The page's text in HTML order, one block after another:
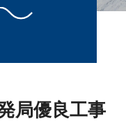
局優良工事